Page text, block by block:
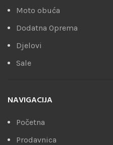
Moto obuća
Dodatna Oprema
Djelovi
Sale
NAVIGACIJA
Početna
Prodavnica